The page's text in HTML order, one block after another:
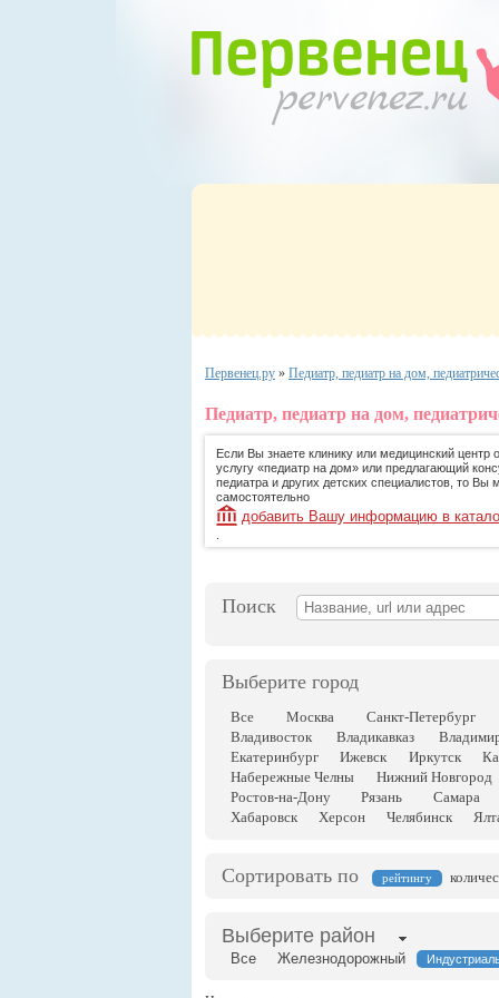
Первенец.ру » Педиатр, педиатр на дом,
Педиатр, педиатр на дом,
Если Вы знаете клинику или медицинский центр
услугу «педиатр на дом» или предлагающий
педиатра и других детских специалистов, то Вы
самостоятельно
добавить Вашу информацию в
Поиск
Выберите город
Все Москва Санкт-Петербург
Владивосток
Владикавказ
Екатеринбург
Ижевск Иркутск
Набережные Челны
Нижний Новгород
Ростов-на-Дону
Рязань Самара
Хабаровск
Херсон Челябинск
Сортировать по рейтингу
Выберите район
Все Железнодорожный